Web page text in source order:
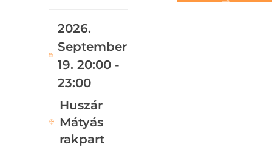
2026.
September
19. 20:00 -
23:00
Huszár
Mátyás
rakpart